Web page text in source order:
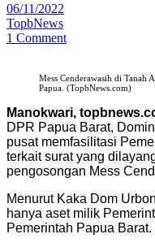
06/11/2022
TopbNews
1 Comment
Mess Cenderawasih di Tanah
Papua. (TopbNews.com)
Manokwari,
DPR Papua Barat,
pusat memfasilitasi
terkait surat yang
pengosongan Mess
Menurut Kaka Dom
hanya aset milik
Pemerintah Papua Barat.